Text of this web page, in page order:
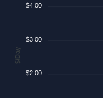
$4.00
$3.00
$2.00
$/Day